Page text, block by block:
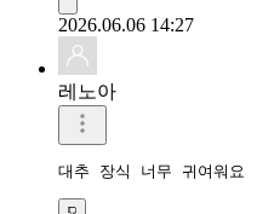
2026.06.06 14:27
레노아
대추 장식 너무 귀여워요